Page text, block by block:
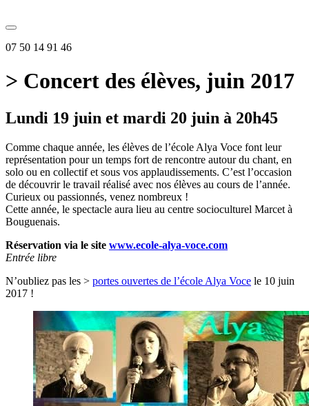
07 50 14 91 46
> Concert des élèves, juin 2017
Lundi 19 juin et mardi 20 juin à 20h45
Comme chaque année, les élèves de l’école Alya Voce font leur
représentation pour un temps fort de rencontre autour du chant, en
solo ou en collectif et sous vos applaudissements. C’est l’occasion
de découvrir le travail réalisé avec nos élèves au cours de l’année.
Curieux ou passionnés, venez nombreux !
Cette année, le spectacle aura lieu au centre socioculturel Marcet à
Bouguenais.
Réservation via le site www.ecole-alya-voce.com
Entrée libre
N’oubliez pas les > portes ouvertes de l’école Alya Voce le 10 juin
2017 !